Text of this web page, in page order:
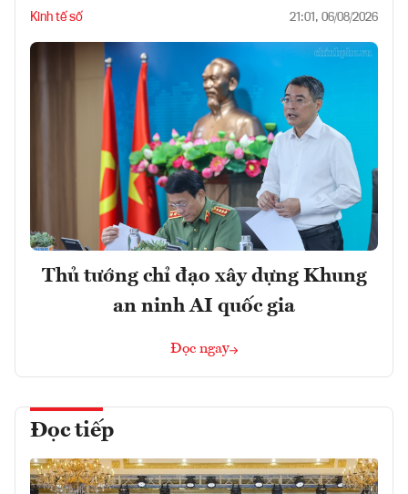
Kinh tế số 21:01, 06/08/2026
Thủ tướng chỉ đạo xây dựng Khung
an ninh AI quốc gia
Đọc ngay
Đọc tiếp